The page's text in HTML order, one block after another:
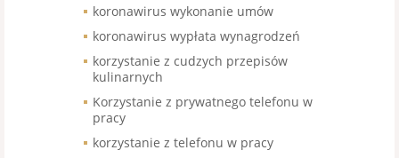
koronawirus wykonanie umów
koronawirus wypłata wynagrodzeń
korzystanie z cudzych przepisów
kulinarnych
Korzystanie z prywatnego telefonu w
pracy
korzystanie z telefonu w pracy